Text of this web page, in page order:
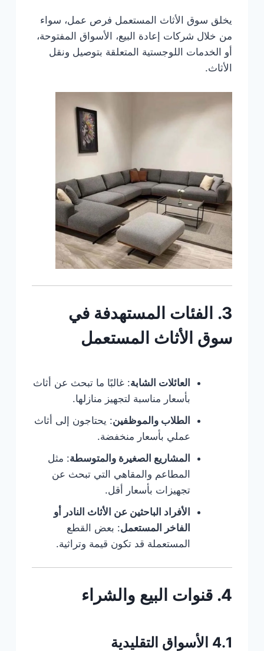
يخلق سوق الأثاث المستعمل فرص عمل، سواء
من خلال شركات إعادة البيع، الأسواق المفتوحة،
أو الخدمات اللوجستية المتعلقة بتوصيل ونقل
الأثاث.
3. الفئات المستهدفة في
سوق الأثاث المستعمل
العائلات الشابة: غالبًا ما تبحث عن أثاث
بأسعار مناسبة لتجهيز منازلها.
الطلاب والموظفين: يحتاجون إلى أثاث
عملي بأسعار منخفضة.
المشاريع الصغيرة والمتوسطة: مثل
المطاعم والمقاهي التي تبحث عن
تجهيزات بأسعار أقل.
الأفراد الباحثين عن الأثاث النادر أو
الفاخر المستعمل: بعض القطع
المستعملة قد تكون قيمة وتراثية.
4. قنوات البيع والشراء
4.1 الأسواق التقليدية